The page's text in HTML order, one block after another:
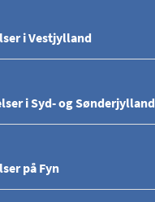
i Vestjylland
i Syd- og Sønderjylland
på Fyn